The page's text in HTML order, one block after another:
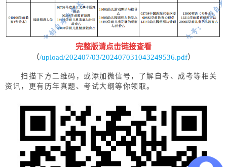
完整版请点击链接查看
（/upload/202407/03/202407031043249536.pdf）
扫描下方二维码，或添加微信号，了解自考、成考等相关
资讯，更有历年真题、考试大纲等你领取。